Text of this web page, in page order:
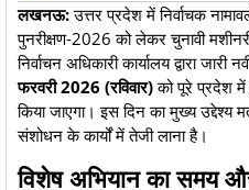
लखनऊ:उत्तर प्रदेश में निर्वाचक
पुनरीक्षण-2026 को लेकर चुनावी
निर्वाचन अधिकारी कार्यालय द्वारा
फरवरी 2026 (रविवार)को पूरे प्रदेश
किया जाएगा। इस दिन का मुख्य उद्देश्य
संशोधन के कार्यों में तेजी लाना है।
​विशेष अभियान का समय